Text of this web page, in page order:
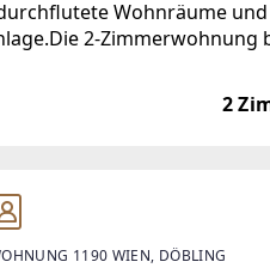
Wohnräume
2-Zimmerwohnung
68 m².Raumaufteilung:-
mit (Abstell-)Schrankraum-
2
1190 WIEN, DÖBLING